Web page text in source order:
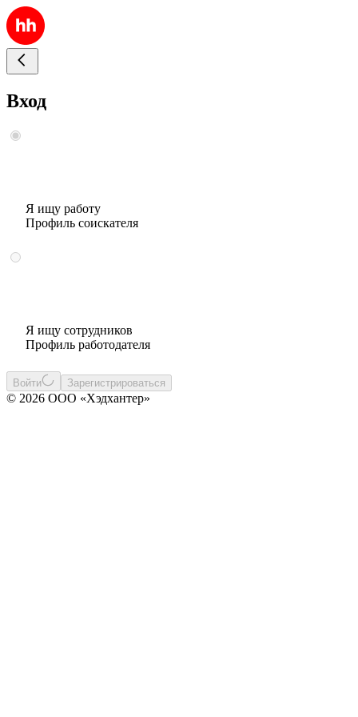
Вход
Я ищу работу
Профиль соискателя
Я ищу сотрудников
Профиль работодателя
Войти Зарегистрироваться
© 2026 ООО «Хэдхантер»